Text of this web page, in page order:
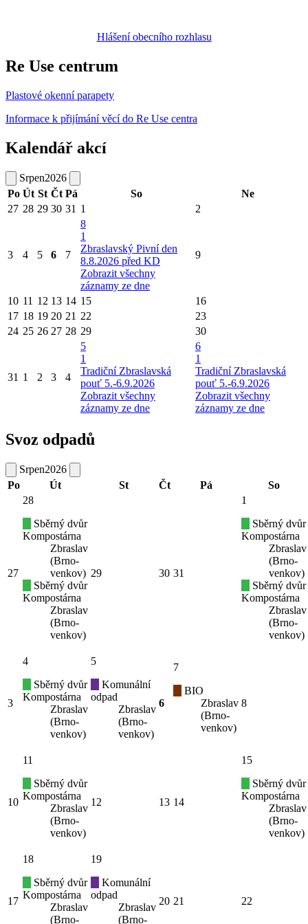
Hlášení obecního rozhlasu
Re Use centrum
Plastové okenní parapety
Informace k přijímání věcí do Re Use centra
Kalendář akcí
Srpen2026
Po Út St Čt Pá So
Ne
27 28 29 30 31 1 2
3 4 5 6 7
8
1
Zbraslavský Pivní den
8.8.2026 před KD
Zobrazit všechny
záznamy ze dne
9
10 11 12 13 14 15
16
17 18 19 20 21 22
23
24 25 26 27 28 29 30
31 1 2 3 4
5
1
Tradiční Zbraslavská
pouť 5.-6.9.2026
Zobrazit všechny
záznamy ze dne
6
1
Tradiční Zbraslavská
pouť 5.-6.9.2026
Zobrazit všechny
záznamy ze dne
Svoz odpadů
Srpen2026
Po
Út St Čt Pá So
27
28
Sběrný dvůr
Kompostárna
Zbraslav
(Brno-
venkov)
Sběrný dvůr
Kompostárna
Zbraslav
(Brno-
venkov)
29 30 31
1
Sběrný dvůr
Kompostárna
Zbraslav
(Brno-
venkov)
Sběrný dvůr
Kompostárna
Zbraslav
(Brno-
venkov)
3
4
Sběrný dvůr
Kompostárna
Zbraslav
(Brno-
venkov)
5
Komunální
odpad
Zbraslav
(Brno-
venkov)
6
7
BIO
Zbraslav
(Brno-
venkov)
8
10
11
Sběrný dvůr
Kompostárna
Zbraslav
(Brno-
venkov)
12 13 14
15
Sběrný dvůr
Kompostárna
Zbraslav
(Brno-
venkov)
17
18
Sběrný dvůr
Kompostárna
Zbraslav
(Brno-
19
Komunální
odpad
Zbraslav
(Brno-
20 21 22